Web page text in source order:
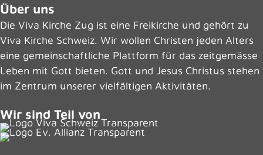
Über uns
Die Viva Kirche Zug ist eine Freikirche und gehört zu
Viva Kirche Schweiz. Wir wollen Christen jeden Alters
eine gemeinschaftliche Plattform für das zeitgemässe
Leben mit Gott bieten. Gott und Jesus Christus stehen
im Zentrum unserer vielfältigen Aktivitäten.
Wir sind Teil von